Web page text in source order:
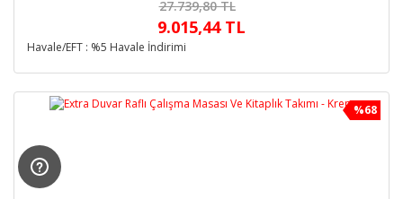
27.739,80 TL
9.015,44 TL
Havale/EFT : %5 Havale İndirimi
%68